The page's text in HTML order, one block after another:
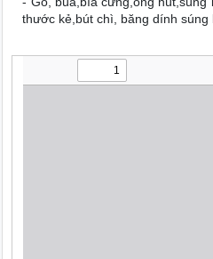
thước kẻ,bút chì, băng dính súng